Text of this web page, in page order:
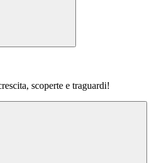
scoperte e traguardi!